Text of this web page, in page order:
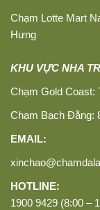
Chạm Lotte Mart
Hưng
KHU VỰC NHA
Chạm Gold Coast:
Chạm Bạch Đằng:
EMAIL:
HOTLINE:
1900 9429 (8:00 –